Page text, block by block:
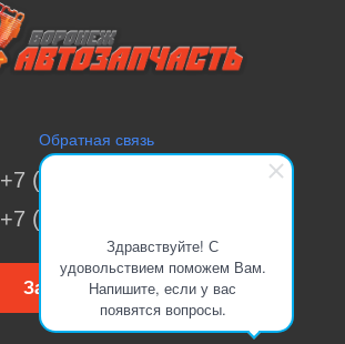
Здравствуйте! С
удовольствием поможем Вам.
Напишите, если у вас
появятся вопросы.
Обратная связь
+7 (473) 269-41-51
+7 (473) 200-70-00
Заказать звонок